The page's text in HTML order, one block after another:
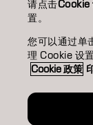
TW |
请点击Cookie
置。
您可以通过单
理 Cookie 设置
Cookie 政策